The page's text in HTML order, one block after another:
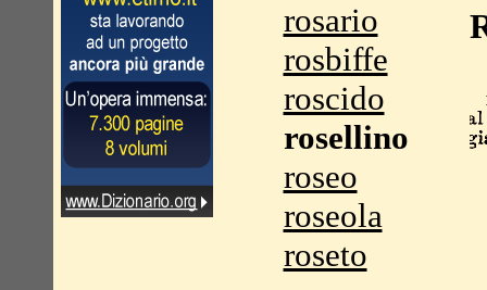
rosario
rosbiffe
roscido
rosellino
roseo
roseola
roseto